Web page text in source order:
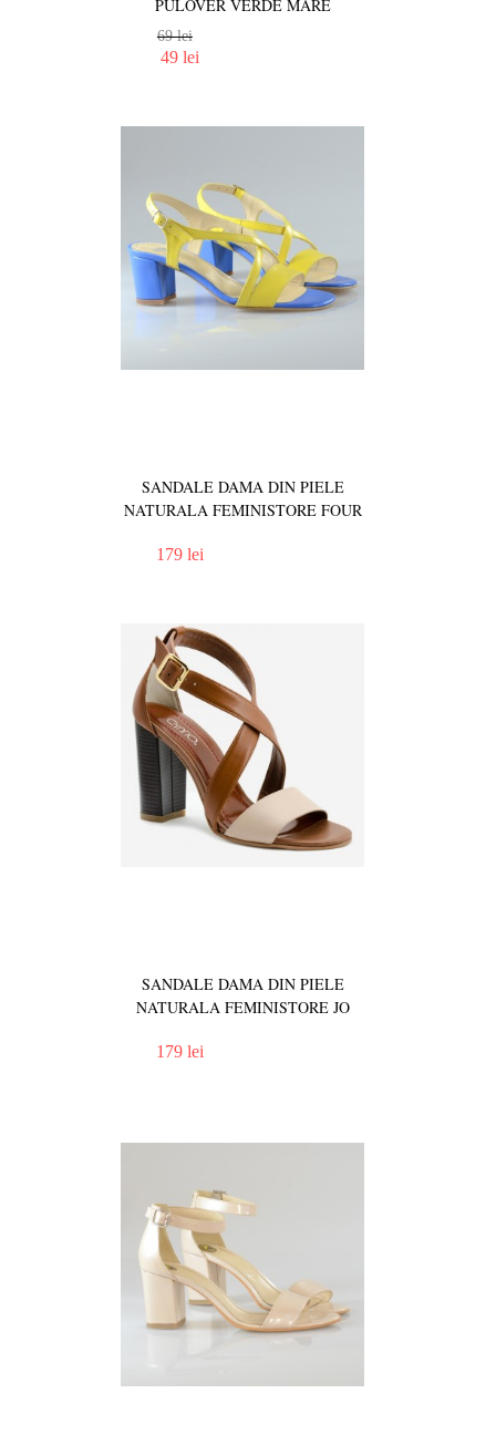
PULOVER VERDE MARE
69 lei
49 lei
SANDALE DAMA DIN PIELE
NATURALA FEMINISTORE FOUR
179 lei
SANDALE DAMA DIN PIELE
NATURALA FEMINISTORE JO
179 lei